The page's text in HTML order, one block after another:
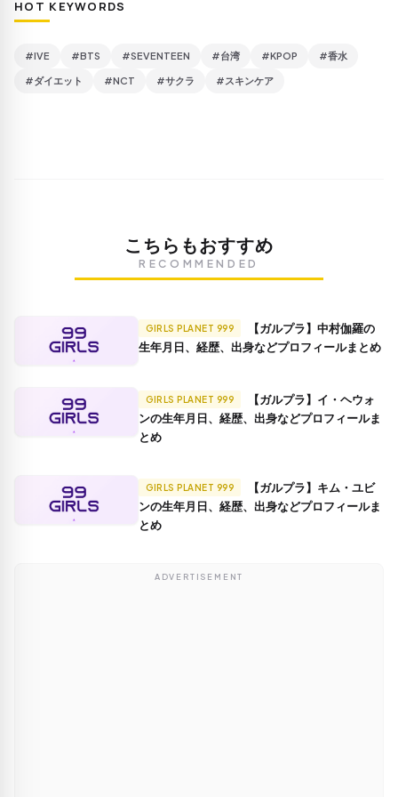
HOT KEYWORDS
#IVE #BTS #SEVENTEEN #台湾 #KPOP #香水
#ダイエット #NCT #サクラ #スキンケア
こちらもおすすめ
RECOMMENDED
GIRLS PLANET 999
生年月日、経歴、出身などプロフィールまとめ
GIRLS PLANET 999
ンの生年月日、経歴、出身などプロフィールま
とめ
GIRLS PLANET 999
ンの生年月日、経歴、出身などプロフィールま
とめ
ADVERTISEMENT